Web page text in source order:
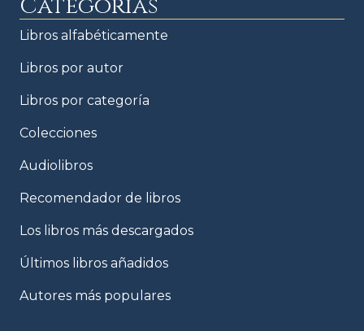
Libros alfabéticamente
Libros por autor
Libros por categoría
Colecciones
Audiolibros
Recomendador de libros
Los libros más descargados
Últimos libros añadidos
Autores más populares